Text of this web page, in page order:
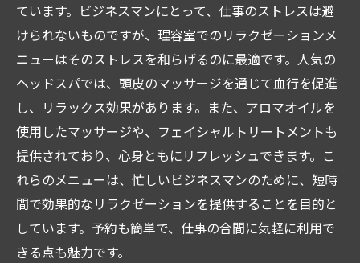
ています。ビジネスマンにとって、仕事のストレスは避
けられないものですが、理容室でのリラクゼーションメ
ニューはそのストレスを和らげるのに最適です。人気の
ヘッドスパでは、頭皮のマッサージを通じて血行を促進
し、リラックス効果があります。また、アロマオイルを
使用したマッサージや、フェイシャルトリートメントも
提供されており、心身ともにリフレッシュできます。こ
れらのメニューは、忙しいビジネスマンのために、短時
間で効果的なリラクゼーションを提供することを目的と
しています。予約も簡単で、仕事の合間に気軽に利用で
きる点も魅力です。